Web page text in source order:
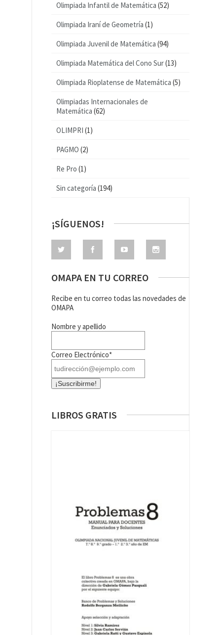
Olimpiada Infantil de Matemática (52)
Olimpiada Iraní de Geometría (1)
Olimpiada Juvenil de Matemática (94)
Olimpiada Matemática del Cono Sur(13)
Olimpiada Rioplatense de Matemática (5)
Olimpiadas Internacionales de
Matemática (62)
OLIMPRI (1)
PAGMO (2)
Re Pro (1)
Sin categoría (194)
¡SÍGUENOS!
OMAPA EN TU CORREO
Recibe en tu correo todas las novedades de
OMAPA
Nombre y apellido
Correo Electrónico*
LIBROS GRATIS